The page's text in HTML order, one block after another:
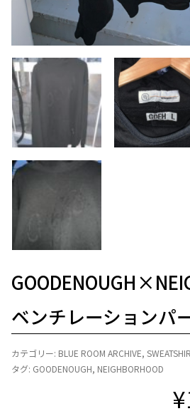
ベンチレーションパ
カテゴリー: BLUE ROOM ARCHIVE,
タグ: GOODENOUGH, NEIGHBORHOOD
¥